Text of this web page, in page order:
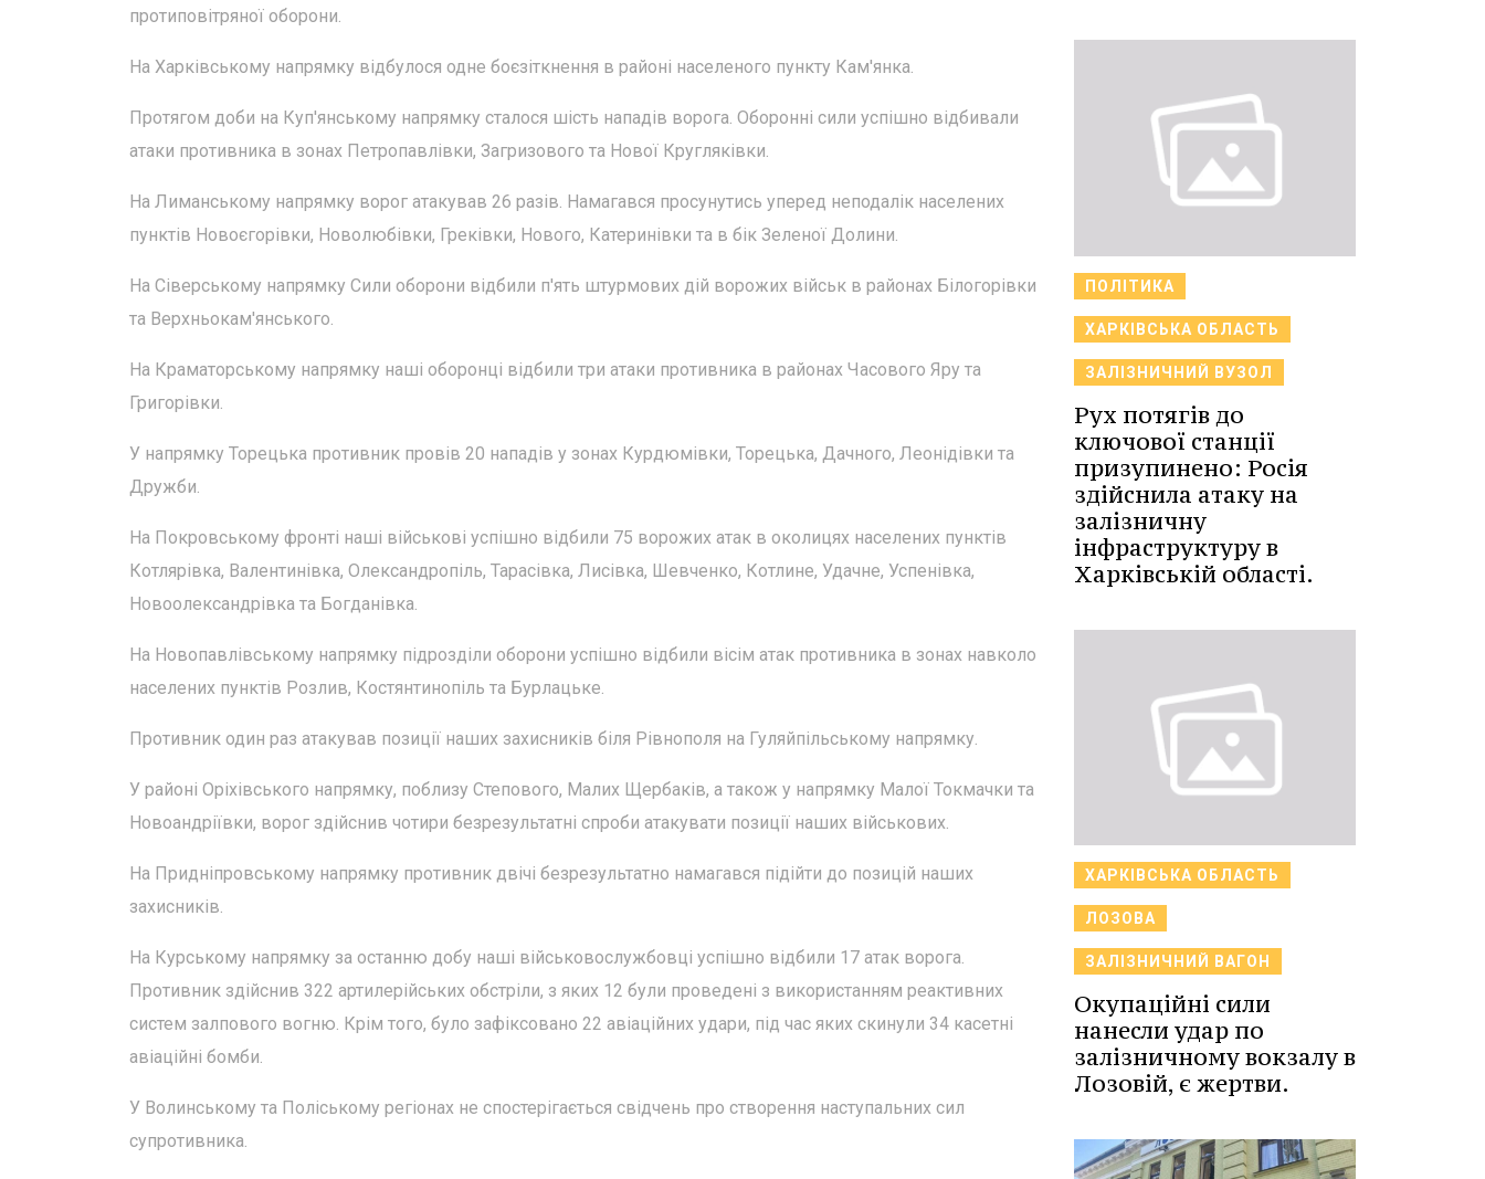
протиповітряної оборони.
На Харківському напрямку відбулося одне боєзіткнення в районі населеного пункту Кам'янка.
Протягом доби на Куп'янському напрямку сталося шість нападів ворога. Оборонні сили успішно відбивали
атаки противника в зонах Петропавлівки, Загризового та Нової Кругляківки.
На Лиманському напрямку ворог атакував 26 разів. Намагався просунутись уперед неподалік населених
пунктів Новоєгорівки, Новолюбівки, Греківки, Нового, Катеринівки та в бік Зеленої Долини.
На Сіверському напрямку Сили оборони відбили п'ять штурмових дій ворожих військ в районах Білогорівки
та Верхньокам'янського.
На Краматорському напрямку наші оборонці відбили три атаки противника в районах Часового Яру та
Григорівки.
У напрямку Торецька противник провів 20 нападів у зонах Курдюмівки, Торецька, Дачного, Леонідівки та
Дружби.
На Покровському фронті наші військові успішно відбили 75 ворожих атак в околицях населених пунктів
Котлярівка, Валентинівка, Олександропіль, Тарасівка, Лисівка, Шевченко, Котлине, Удачне, Успенівка,
Новоолександрівка та Богданівка.
На Новопавлівському напрямку підрозділи оборони успішно відбили вісім атак противника в зонах навколо
населених пунктів Розлив, Костянтинопіль та Бурлацьке.
Противник один раз атакував позиції наших захисників біля Рівнополя на Гуляйпільському напрямку.
У районі Оріхівського напрямку, поблизу Степового, Малих Щербаків, а також у напрямку Малої Токмачки та
Новоандріївки, ворог здійснив чотири безрезультатні спроби атакувати позиції наших військових.
На Придніпровському напрямку противник двічі безрезультатно намагався підійти до позицій наших
захисників.
На Курському напрямку за останню добу наші військовослужбовці успішно відбили 17 атак ворога.
Противник здійснив 322 артилерійських обстріли, з яких 12 були проведені з використанням реактивних
систем залпового вогню. Крім того, було зафіксовано 22 авіаційних удари, під час яких скинули 34 касетні
авіаційні бомби.
У Волинському та Поліському регіонах не спостерігається свідчень про створення наступальних сил
супротивника.
ПОЛІТИКА
ХАРКІВСЬКА ОБЛАСТЬ
ЗАЛІЗНИЧНИЙ ВУЗОЛ
Рух потягів до
ключової станції
призупинено: Росія
здійснила атаку на
залізничну
інфраструктуру в
Харківській області.
ХАРКІВСЬКА ОБЛАСТЬ
ЛОЗОВА
ЗАЛІЗНИЧНИЙ ВАГОН
Окупаційні сили
нанесли удар по
залізничному вокзалу в
Лозовій, є жертви.